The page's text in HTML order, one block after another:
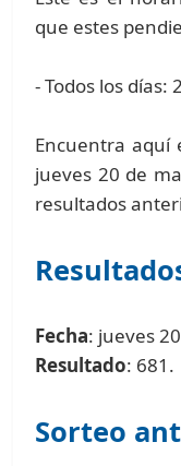
que estes
- Todos los días:
Encuentra aquí
jueves 20 de
resultados
Fecha: jueves
Resultado: 681.
Sorteo